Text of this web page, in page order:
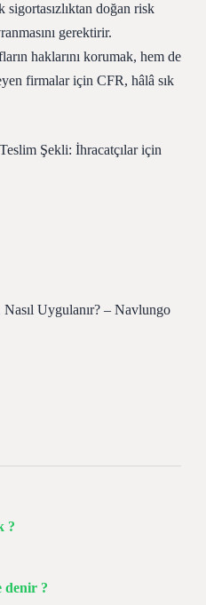
sigortasızlıktan doğan risk
gerektirir.
haklarını korumak, hem de
firmalar için CFR, hâlâ sık
Şekli: İhracatçılar için
Uygulanır? – Navlungo
?
denir ?